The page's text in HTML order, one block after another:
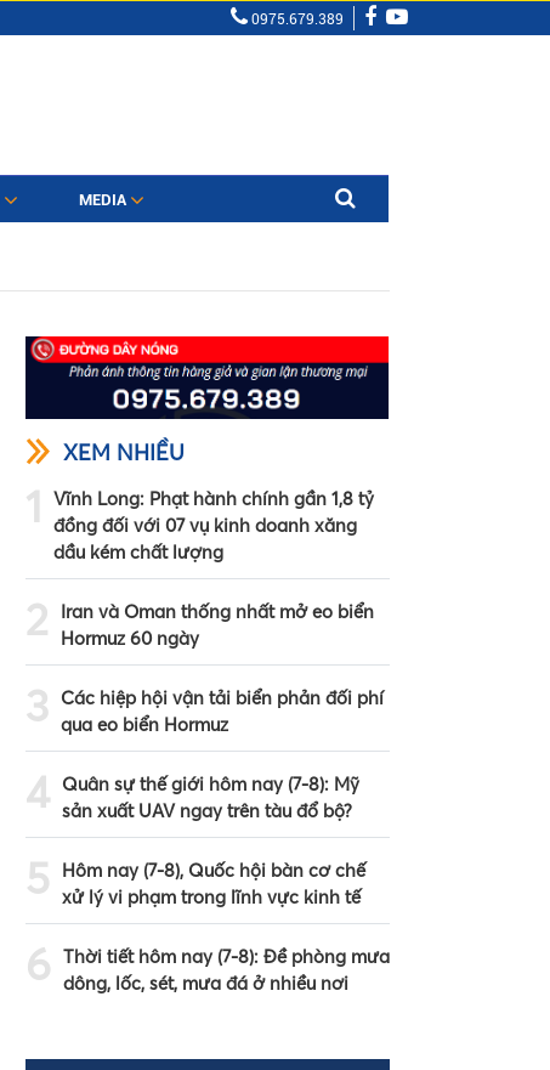
0975.679.389
MEDIA
XEM NHIỀU
1
Vĩnh Long: Phạt hành chính gần 1,8 tỷ
đồng đối với 07 vụ kinh doanh xăng
dầu kém chất lượng
2
Iran và Oman thống nhất mở eo biển
Hormuz 60 ngày
3 Các hiệp hội vận tải biển phản đối phí
qua eo biển Hormuz
4 Quân sự thế giới hôm nay (7-8): Mỹ
sản xuất UAV ngay trên tàu đổ bộ?
5
Hôm nay (7-8), Quốc hội bàn cơ chế
xử lý vi phạm trong lĩnh vực kinh tế
6 Thời tiết hôm nay (7-8): Đề phòng mưa
dông, lốc, sét, mưa đá ở nhiều nơi